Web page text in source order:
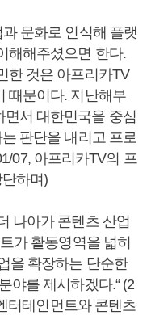
문화로 인식해 플랫
해해주셨으면 한다.
한 것은 아프리카TV
때문이다. 지난해부
서 대한민국을 중심
판단을 내리고 프로
07, 아프리카TV의 프
하며)
나아가 콘텐츠 산업
가 활동영역을 넓히
을 확장하는 단순한
야를 제시하겠다.“ (2
터테인먼트와 콘텐츠